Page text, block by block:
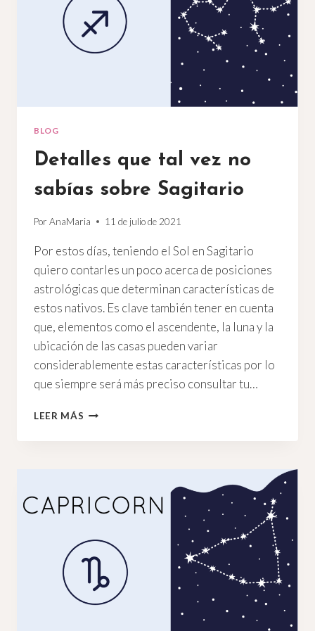
BLOG
Detalles que tal vez no
sabías sobre Sagitario
Por AnaMaria 11 de julio de 2021
Por estos días, teniendo el Sol en Sagitario
quiero contarles un poco acerca de posiciones
astrológicas que determinan características de
estos nativos. Es clave también tener en cuenta
que, elementos como el ascendente, la luna y la
ubicación de las casas pueden variar
considerablemente estas características por lo
que siempre será más preciso consultar tu…
LEER MÁS DETALLES
SOBRE
SAGITARIO